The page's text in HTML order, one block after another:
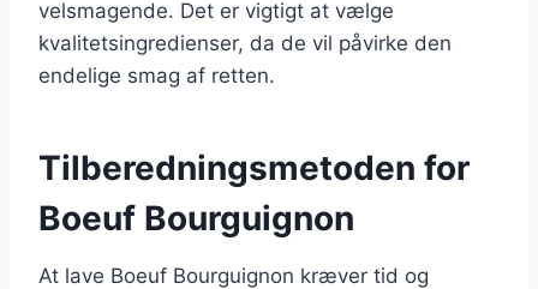
velsmagende. Det er vigtigt at vælge
kvalitetsingredienser, da de vil påvirke den
endelige smag af retten.
Tilberedningsmetoden for
Boeuf Bourguignon
At lave Boeuf Bourguignon kræver tid og